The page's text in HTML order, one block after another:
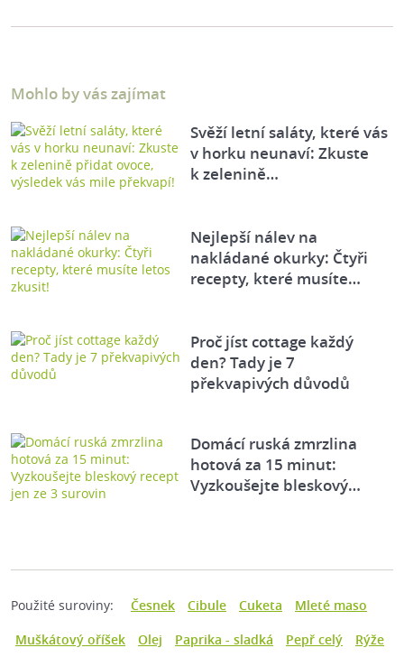
Mohlo by vás zajímat
Svěží letní saláty, které vás
v horku neunaví: Zkuste
k zelenině…
Nejlepší nálev na
nakládané okurky: Čtyři
recepty, které musíte…
Proč jíst cottage každý
den? Tady je 7
překvapivých důvodů
Domácí ruská zmrzlina
hotová za 15 minut:
Vyzkoušejte bleskový…
Použité suroviny: Česnek Cibule Cuketa
Mleté maso
Muškátový oříšek
Olej Paprika - sladká Pepř celý
Rýže